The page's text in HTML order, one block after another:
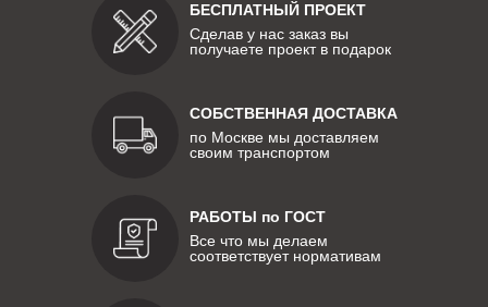
БЕСПЛАТНЫЙ ПРОЕКТ
Сделав у нас заказ вы
получаете проект в подарок
СОБСТВЕННАЯ ДОСТАВКА
по Москве мы доставляем
своим транспортом
РАБОТЫ по ГОСТ
Все что мы делаем
соответствует нормативам